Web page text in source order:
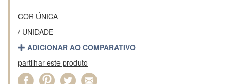
COR ÚNICA
/ UNIDADE
ADICIONAR AO COMPARATIVO
partilhar este produto